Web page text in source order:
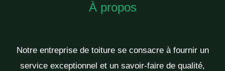
À propos
Notre entreprise de toiture se consacre à fournir un
service exceptionnel et un savoir-faire de qualité,